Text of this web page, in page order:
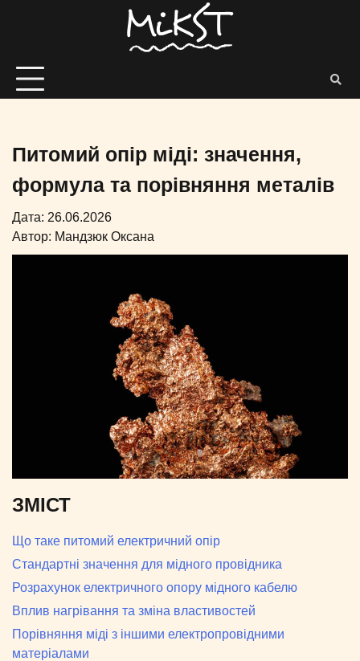
Питомий опір міді: значення,
формула та порівняння металів
Дата: 26.06.2026
Автор: Мандзюк Оксана
ЗМІСТ
Що таке питомий електричний опір
Стандартні значення для мідного провідника
Розрахунок електричного опору мідного кабелю
Вплив нагрівання та зміна властивостей
Порівняння міді з іншими електропровідними
матеріалами